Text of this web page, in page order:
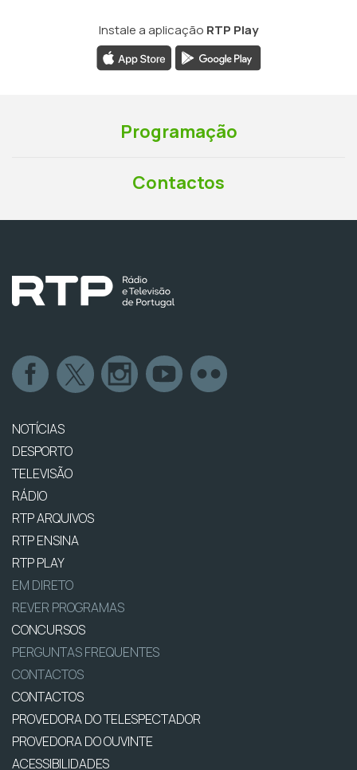
Instale a aplicação RTP Play
Programação
Contactos
NOTÍCIAS
DESPORTO
TELEVISÃO
RÁDIO
RTP ARQUIVOS
RTP ENSINA
RTP PLAY
EM DIRETO
REVER PROGRAMAS
CONCURSOS
PERGUNTAS FREQUENTES
CONTACTOS
CONTACTOS
PROVEDORA DO TELESPECTADOR
PROVEDORA DO OUVINTE
ACESSIBILIDADES